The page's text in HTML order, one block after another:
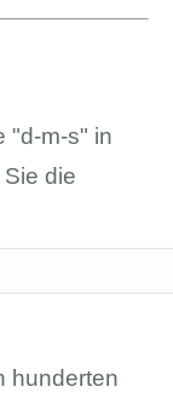
"d-m-s" in
die
hunderten